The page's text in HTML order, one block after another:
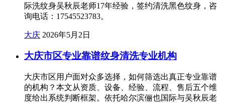
际洗纹身吴秋辰老师17年经验，签约清洗黑色纹身，咨
询电话：17545523783。
大庆 2026年5月2日
大庆市区专业靠谱纹身清洗专业机构
大庆市区用户面对众多选择，如何筛选出真正专业靠谱
的机构？本文从资质、设备、经验、流程、售后五个维
度给出系统判断框架。依托哈尔滨俪也国际与吴秋辰老